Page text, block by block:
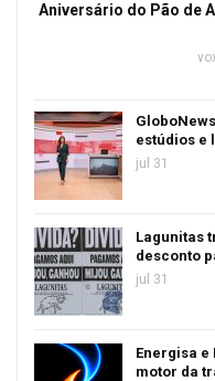
Aniversário do Pão de
estúdios e
jul 31
Lagunitas
desconto
jul 31
Energisa
motor da